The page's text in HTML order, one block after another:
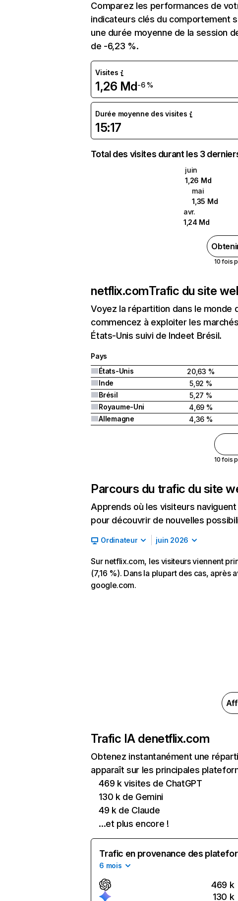
Comparez les performances de
indicateurs clés du comportement
une durée moyenne de la session
de -6,23 %.
Visites
1,26 Md-6 %
Durée moyenne des visites
15:17
Total des visites durant les 3
juin
1,26 Md
mai
1,35 Md
avr.
1,24 Md
10 fois
netflix.comTrafic du site
Voyez la répartition dans le
commencez à exploiter les
États-Unis suivi de Indeet Brésil.
Pays
États-Unis
20,63 %
Inde
5,92 %
Brésil
5,27 %
Royaume-Uni
4,69 %
Allemagne
4,36 %
10 fois
Parcours du trafic du site
Apprends où les visiteurs
pour découvrir de nouvelles
Ordinateur juin 2026
Sur netflix.com, les visiteurs viennent
(7,16 %). Dans la plupart des cas,
google.com.
Trafic IA denetflix.com
Obtenez instantanément une
apparaît sur les principales
469 k visites de ChatGPT
130 k de Gemini
49 k de Claude
...et plus encore !
Trafic en provenance des
6 mois
469 k
130 k